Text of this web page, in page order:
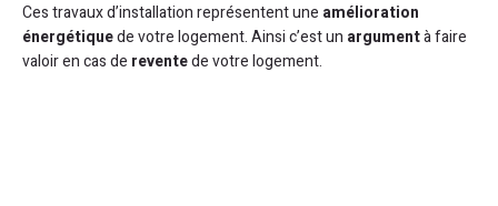
Ces travaux d’installation représentent une amélioration
énergétiquede votre logement. Ainsi c’est un argumentà faire
valoir en cas de reventede votre logement.